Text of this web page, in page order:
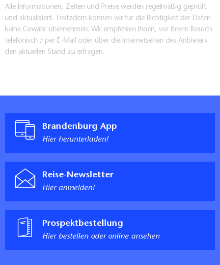
Alle Informationen, Zeiten und Preise werden regelmäßig geprüft
und aktualisiert. Trotzdem können wir für die Richtigkeit der Daten
keine Gewähr übernehmen. Wir empfehlen Ihnen, vor Ihrem Besuch
telefonisch / per E-Mail oder über die Internetseiten des Anbieters
den aktuellen Stand zu erfragen.
Brandenburg App
Hier herunterladen!
Reise-Newsletter
Hier anmelden!
Prospektbestellung
Hier bestellen oder online ansehen